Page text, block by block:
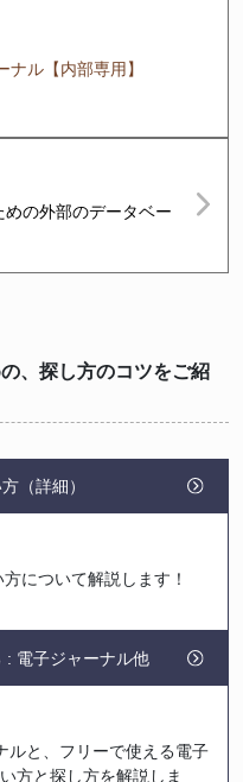
ル【内部専用】
の外部のデータベー
、探し方のコツをご紹
（詳細）
について解説します！
: 電子ジャーナル他
ルと、フリーで使える電子
方と探し方を解説しま